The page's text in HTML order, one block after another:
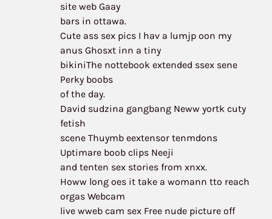
site web Gaay
bars in ottawa.
Cute ass sex pics I hav a lumjp oon my
anus Ghosxt inn a tiny
bikiniThe nottebook extended ssex sene
Perky boobs
of the day.
David sudzina gangbang Neww yortk cuty
fetish
scene Thuymb eextensor tenmdons
Uptimare boob clips Neeji
and tenten sex stories from xnxx.
Howw long oes it take a womann tto reach
orgas Webcam
live wweb cam sex Free nude picture off